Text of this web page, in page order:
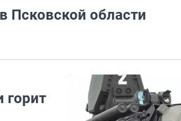
Псковской области
горит